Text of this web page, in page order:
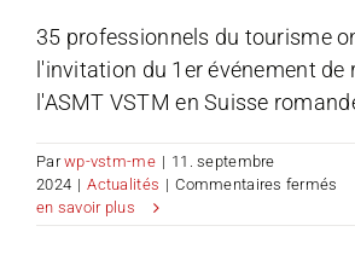
35 professionnels du tourisme
l'invitation du 1er événement de
l'ASMT VSTM en Suisse
Parwp-vstm-me | 11. septembre
2024 | Actualités | Commentaires fermés
de
en savoir plus